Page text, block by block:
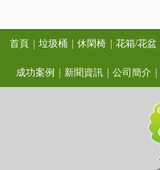
首頁 垃圾桶 休閑椅 花箱/花盆
成功案例 新聞資訊 公司簡介